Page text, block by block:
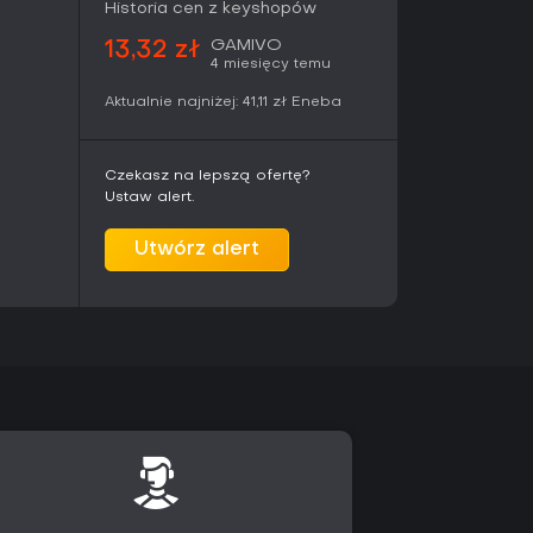
się poprzez ukończenie historii - zyskuje
i kostiumów, a wielokrotne rozgrywki
i postaci drugoplanowych
Gracze cenią sobie możliwość przeżycia
a nie tylko biernego oglądania, zwracając
Historia cen z keyshopów
13,32 zł GAMIVO
4 miesięcy temu
Aktualnie najniżej: 41,11 zł Eneba
Czekasz na lepszą ofertę?
Ustaw alert.
Utwórz alert